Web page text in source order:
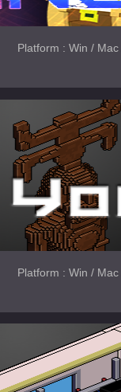
Platform : Win /
Platform : Win /